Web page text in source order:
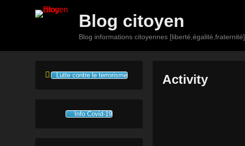
Blog citoyen
Blog informations citoyennes [liberté,égalité,fraternité]
Activity
Lutte contre le terrorisme
Info Covid-19